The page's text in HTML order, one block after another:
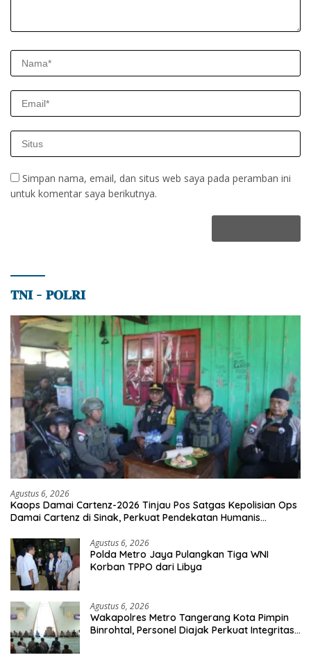
Simpan nama, email, dan situs web saya pada peramban ini
untuk komentar saya berikutnya.
𝐓𝐍𝐈 – 𝐏𝐎𝐋𝐑𝐈
Agustus 6, 2026
Kaops Damai Cartenz-2026 Tinjau Pos Satgas Kepolisian Ops
Damai Cartenz di Sinak, Perkuat Pendekatan Humanis
Agustus 6, 2026
Polda Metro Jaya Pulangkan Tiga WNI
Korban TPPO dari Libya
Agustus 6, 2026
Wakapolres Metro Tangerang Kota Pimpin
Binrohtal, Personel Diajak Perkuat Integritas